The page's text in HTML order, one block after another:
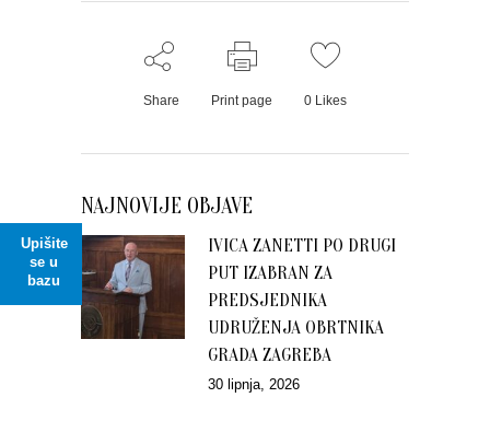
Upišite
se u
bazu
Share Print page 0 Likes
NAJNOVIJE OBJAVE
IVICA ZANETTI PO DRUGI
PUT IZABRAN ZA
PREDSJEDNIKA
UDRUŽENJA OBRTNIKA
GRADA ZAGREBA
30 lipnja, 2026